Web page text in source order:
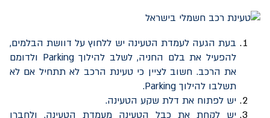
בעת הגעה לעמדת הטעינה יש ללחוץ על דוושת הבלמים,
להפעיל את בלם החניה, לשלב להילוךParking ולדומם
את הרכב. חשוב לציין כי טעינת הרכב לא תתחיל אם לא
תשלבו להילוך Parking
.
יש לפתוח את דלת שקע הטעינה.
יש לקחת את כבל הטעינה מעמדת הטעינה, ולחברו